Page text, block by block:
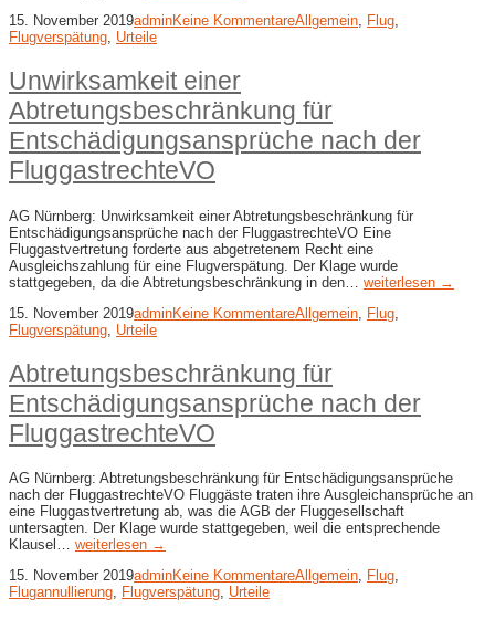
15. November 2019adminKeine KommentareAllgemein, Flug,
Flugverspätung, Urteile
Unwirksamkeit einer
Abtretungsbeschränkung für
Entschädigungsansprüche nach der
FluggastrechteVO
AG Nürnberg: Unwirksamkeit einer Abtretungsbeschränkung für
Entschädigungsansprüche nach der FluggastrechteVO Eine
Fluggastvertretung forderte aus abgetretenem Recht eine
Ausgleichszahlung für eine Flugverspätung. Der Klage wurde
stattgegeben, da die Abtretungsbeschränkung in den… weiterlesen →
15. November 2019adminKeine KommentareAllgemein Flug
Flugverspätung Urteile
Abtretungsbeschränkung für
Entschädigungsansprüche nach der
FluggastrechteVO
AG Nürnberg: Abtretungsbeschränkung für Entschädigungsansprüche
nach der FluggastrechteVO Fluggäste traten ihre Ausgleichansprüche an
eine Fluggastvertretung ab, was die AGB der Fluggesellschaft
untersagten. Der Klage wurde stattgegeben, weil die entsprechende
Klausel… weiterlesen →
15. November 2019adminKeine KommentareAllgemein Flug
Flugannullierung Flugverspätung Urteile